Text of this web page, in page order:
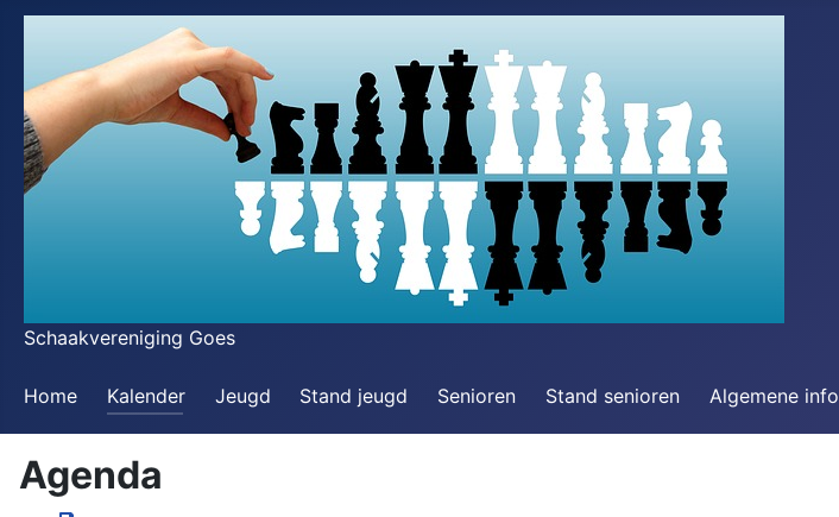
Schaakvereniging Goes
Home Kalender Jeugd Stand jeugd Senioren Stand senioren Algemene info
Agenda